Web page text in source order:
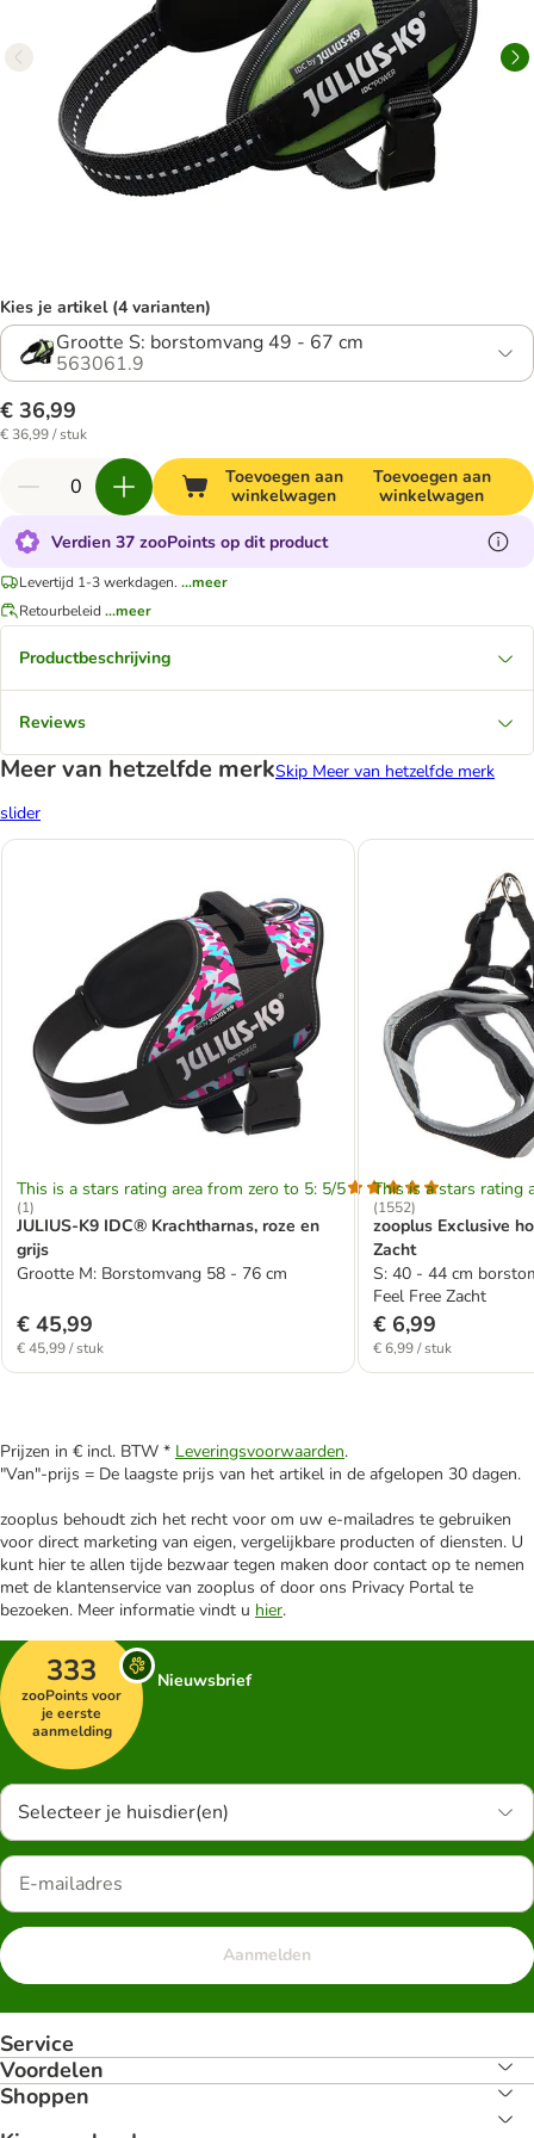
Kies je artikel (4 varianten)
Grootte S: borstomvang 49 - 67 cm
563061.9
€ 36,99
€ 36,99 / stuk
Toevoegen aan
winkelwagen
Toevoegen aan
winkelwagen
Verdien 37 zooPoints op dit product
Levertijd 1-3 werkdagen. ...meer
Retourbeleid ...meer
Productbeschrijving
Reviews
Meer van hetzelfde merkSkip Meer van hetzelfde merk
slider
This is a stars rating area from zero to 5: 5/5
(1)
JULIUS-K9 IDC® Krachtharnas, roze en
grijs
Grootte M: Borstomvang 58 - 76 cm
€ 45,99
€ 45,99 / stuk
This is a stars rating
(1552)
zooplus Exclusive
Zacht
S: 40 - 44 cm
Feel Free Zacht
€ 6,99
€ 6,99 / stuk
Prijzen in € incl. BTW * Leveringsvoorwaarden.
"Van"-prijs = De laagste prijs van het artikel in de afgelopen 30 dagen.
zooplus behoudt zich het recht voor om uw e-mailadres te gebruiken
voor direct marketing van eigen, vergelijkbare producten of diensten. U
kunt hier te allen tijde bezwaar tegen maken door contact op te nemen
met de klantenservice van zooplus of door ons Privacy Portal te
bezoeken. Meer informatie vindt u hier.
333
zooPoints voor
je eerste
aanmelding
Nieuwsbrief
Selecteer je huisdier(en)
Aanmelden
Service
Voordelen
Shoppen